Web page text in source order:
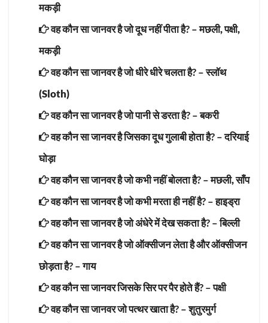
मकड़ी
वह कौन सा जानवर है जो दूध नहीं पीता है? –मछली, पक्षी,
मकड़ी
वह कौन सा जानवर है जो धीरे धीरे चलता है? –स्लॉथ
(Sloth)
वह कौन सा जानवर है जो पानी से डरता है? –बकरी
वह कौन सा जानवर है जिसका दूध गुलाबी होता है? –दरियाई
घोड़ा
वह कौन सा जानवर है जो कभी नहीं बोलता है? –मछली, साँप
वह कौन सा जानवर है जो कभी मरता ही नहीं है? –हाइड्रा
वह कौन सा जानवर है जो अंधेरे में देख सकता है? –बिल्ली
वह कौन सा जानवर है जो ऑक्सीजन लेता है और ऑक्सीजन
छोड़ता है? –गाय
वह कौन सा जानवर जिसके सिर पर पैर होते हैं? –पक्षी
वह कौन सा जानवर जो पत्थर खाता है? –शुतुरमुर्ग